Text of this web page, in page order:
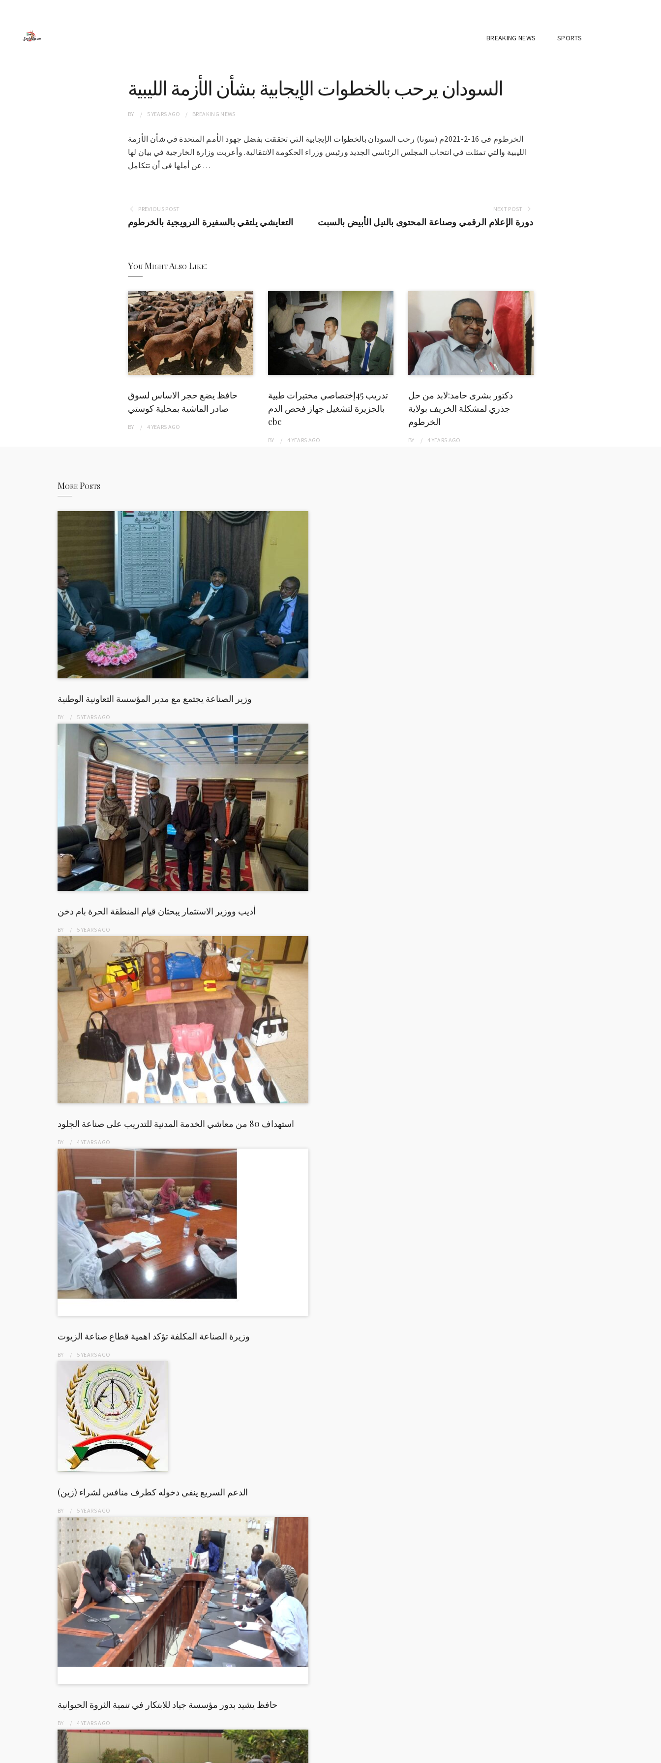
BREAKING NEWS SPORTS
السودان يرحب بالخطوات الإيجابية بشأن الأزمة الليبية
BY 5 YEARS AGO BREAKING NEWS
الخرطوم فى 16-2-2021م (سونا) رحب السودان بالخطوات الإيجابية التي تحققت بفضل جهود الأمم المتحدة في شأن الأزمة
الليبية والتي تمثلت في انتخاب المجلس الرئاسي الجديد ورئيس وزراء الحكومة الانتقالية. وأعربت وزارة الخارجية في بيان لها
عن أملها في أن تتكامل…
PREVIOUS POST
التعايشي يلتقي بالسفيرة النرويجية بالخرطوم
NEXT POST
دورة الإعلام الرقمي وصناعة المحتوى بالنيل الأبيض بالسبت
You Might Also Like:
حافظ يضع حجر الاساس لسوق
صادر الماشية بمحلية كوستي
BY 4 YEARS AGO
تدريب 45إختصاصي مختبرات طبية
بالجزيرة لتشغيل جهاز فحص الدم
cbc
BY 4 YEARS AGO
دكتور بشرى حامد:لابد من حل
جذري لمشكلة الخريف بولاية
الخرطوم
BY 4 YEARS AGO
More Posts
وزير الصناعة يجتمع مع مدير المؤسسة التعاونية الوطنية
BY 5 YEARSAGO
أديب ووزير الاستثمار يبحثان قيام المنطقة الحرة بام دخن
BY 5 YEARSAGO
استهداف 80 من معاشي الخدمة المدنية للتدريب على صناعة الجلود
BY 4 YEARSAGO
وزيرة الصناعة المكلفة تؤكد اهمية قطاع صناعة الزيوت
BY 5 YEARSAGO
الدعم السريع ينفي دخوله كطرف منافس لشراء (زين)
BY 5 YEARSAGO
حافظ يشيد بدور مؤسسة جياد للابتكار في تنمية الثروة الحيوانية
BY 4 YEARSAGO